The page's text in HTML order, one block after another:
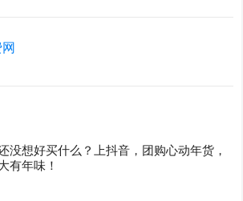
没想好买什么？上抖音，团购心动年货，
有年味！